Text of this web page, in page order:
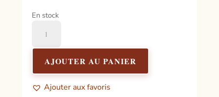
En stock
Poudre
Protection
contre
AJOUTER AU PANIER
Ajouter aux favoris